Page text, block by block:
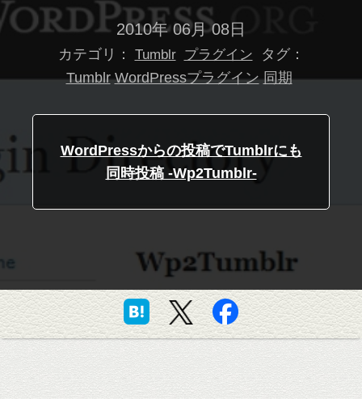
2010年 06月 08日
カテゴリ： Tumblr プラグイン
タグ：
Tumblr WordPressプラグイン 同期
WordPressからの投稿でTumblrにも
同時投稿 -Wp2Tumblr-